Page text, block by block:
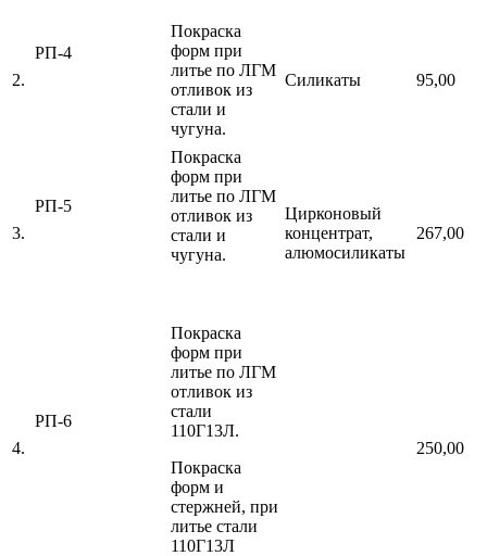
2.
РП-4
Покраска
форм при
литье по ЛГМ
отливок из
стали и
чугуна.
Силикаты 95,00
3.
РП-5
Покраска
форм при
литье по ЛГМ
отливок из
стали и
чугуна.
Цирконовый
концентрат,
алюмосиликаты
267,00
4.
РП-6
Покраска
форм при
литье по ЛГМ
отливок из
стали
110Г13Л.
Покраска
форм и
стержней, при
литье стали
110Г13Л
250,00